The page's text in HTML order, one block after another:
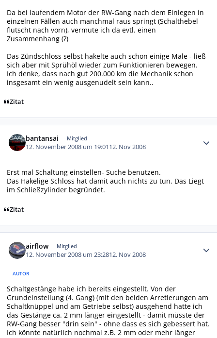
Da bei laufendem Motor der RW-Gang nach dem Einlegen in
einzelnen Fällen auch manchmal raus springt (Schalthebel
flutscht nach vorn), vermute ich da evtl. einen
Zusammenhang (?)
Das Zündschloss selbst hakelte auch schon einige Male - ließ
sich aber mit Sprühöl wieder zum Funktionieren bewegen.
Ich denke, dass nach gut 200.000 km die Mechanik schon
insgesamt ein wenig ausgenudelt sein kann..
Zitat
bantansai Mitglied
12. November 2008 um 19:0112. Nov 2008
Erst mal Schaltung einstellen- Suche benutzen.
Das Hakelige Schloss hat damit auch nichts zu tun. Das Liegt
im Schließzylinder begründet.
Zitat
airflow Mitglied
12. November 2008 um 23:2812. Nov 2008
AUTOR
Schaltgestänge habe ich bereits eingestellt. Von der
Grundeinstellung (4. Gang) (mit den beiden Arretierungen am
Schaltknüppel und am Getriebe selbst) ausgehend hatte ich
das Gestänge ca. 2 mm länger eingestellt - damit müsste der
RW-Gang besser "drin sein" - ohne dass es sich gebessert hat.
Ich könnte natürlich nochmal z.B. 2 mm oder mehr länger